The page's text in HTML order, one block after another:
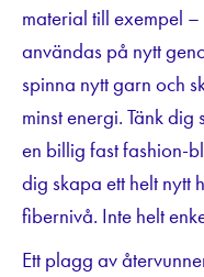
material till exempel
användas på nytt
spinna nytt garn och
minst energi. Tänk
en billig fast fashion-
dig skapa ett helt nytt
fibernivå. Inte helt
Ett plagg av